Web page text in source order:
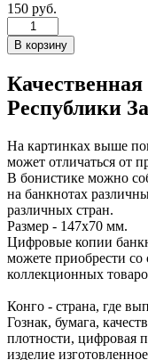
150 руб.
Республики
На картинках выше
может отличаться от
В бонистике можно
на банкнотах
различных стран.
Размер - 147х70 мм.
Цифровые копии
можете приобрести
коллекционных
Конго - страна, где
Гознак, бумага,
плотности, цифровая
изделие